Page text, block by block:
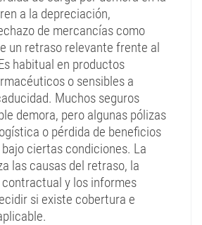
a la depreciación,
de mercancías como
un retraso relevante frente al
habitual en productos
o sensibles a
Muchos seguros
demora, pero algunas pólizas
o pérdida de beneficios
ciertas condiciones. La
las causas del retraso, la
y los informes
si existe cobertura e